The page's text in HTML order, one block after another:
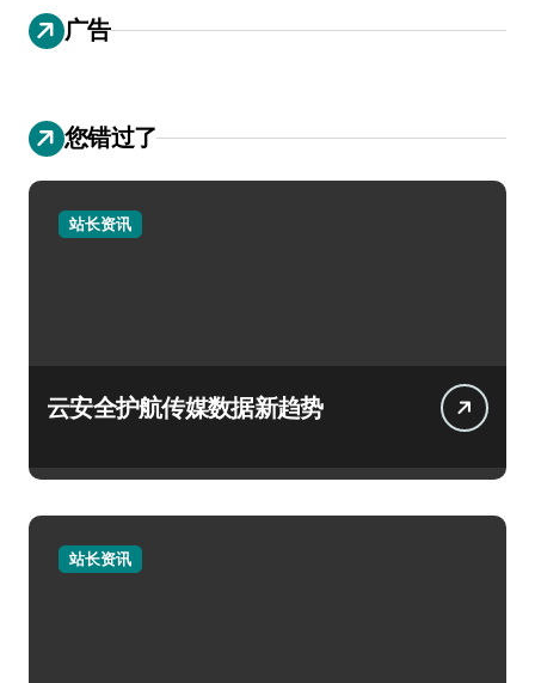
广告
您错过了
站长资讯
云安全护航传媒数据新趋势
站长资讯